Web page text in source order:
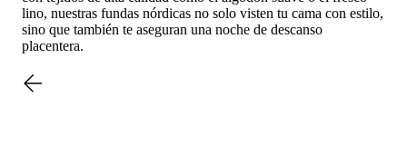
lino, nuestras fundas nórdicas no solo visten tu cama con estilo,
sino que también te aseguran una noche de descanso
placentera.